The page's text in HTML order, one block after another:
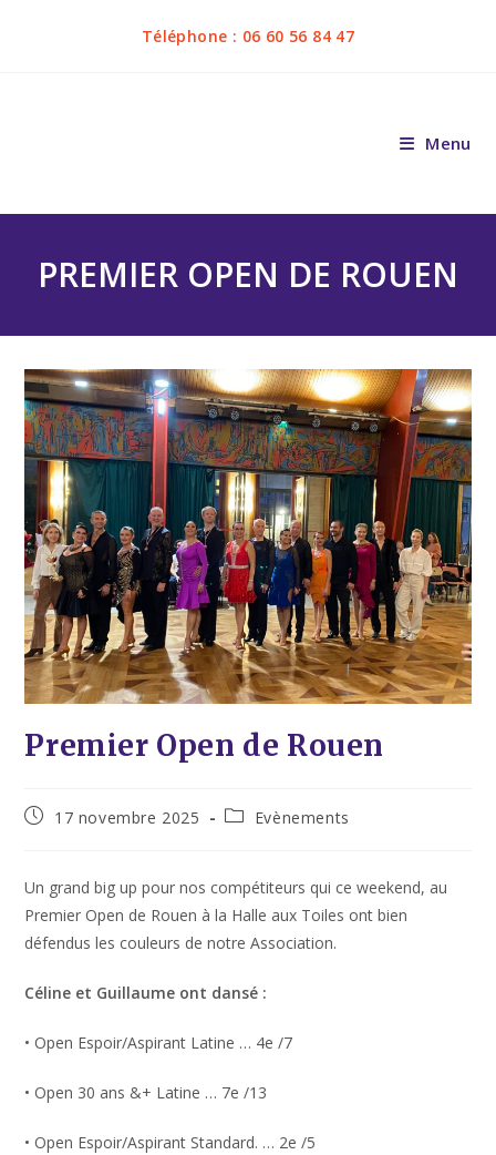
Téléphone : 06 60 56 84 47
Menu
PREMIER OPEN DE ROUEN
Premier Open de Rouen
17 novembre 2025 Evènements
Un grand big up pour nos compétiteurs qui ce weekend, au
Premier Open de Rouen à la Halle aux Toiles ont bien
défendus les couleurs de notre Association.
Céline et Guillaume ont dansé :
• Open Espoir/Aspirant Latine … 4e /7
• Open 30 ans &+ Latine … 7e /13
• Open Espoir/Aspirant Standard. … 2e /5